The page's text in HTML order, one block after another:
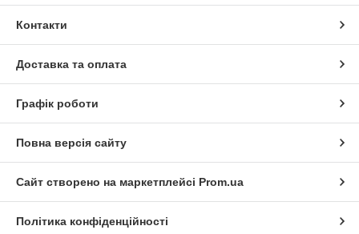
Контакти
Доставка та оплата
Графік роботи
Повна версія сайту
Сайт створено на маркетплейсі Prom.ua
Політика конфіденційності